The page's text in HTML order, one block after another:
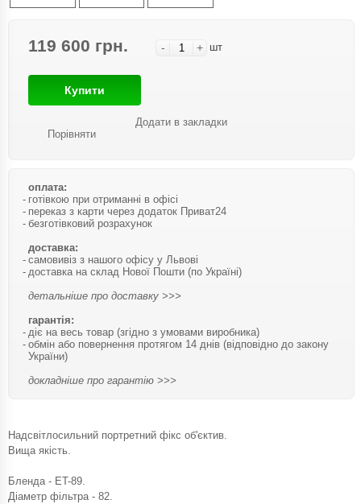
119 600 грн. - + шт
Купити
Порівняти
Додати в закладки
оплата:
готівкою при отриманні в офісі
переказ з карти через додаток Приват24
безготівковий розрахунок
доставка:
самовивіз з нашого офісу у Львові
доставка на склад Нової Пошти (по Україні)
детальніше про доставку >>>
гарантія:
діє на весь товар (згідно з умовами виробника)
обмін або повернення протягом 14 днів (відповідно до закону
України)
докладніше про гарантію >>>
Надсвітлосильний портретний фікс об'єктив.
Вища якість.
Бленда - ET-89.
Діаметр фільтра - 82.